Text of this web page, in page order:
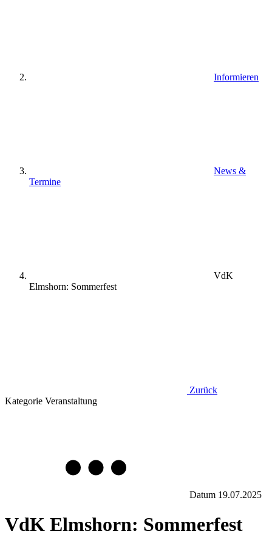
Informieren
News &
Termine
VdK
Elmshorn: Sommerfest
Zurück
Kategorie Veranstaltung
Datum 19.07.2025
VdK Elmshorn: Sommerfest